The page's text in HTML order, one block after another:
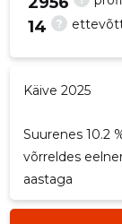
?
14
Käive 2025
Suurenes 10.2
võrreldes
aastaga